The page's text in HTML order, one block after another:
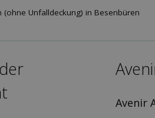
(ohne Unfalldeckung) in Besenbüren
Avenir